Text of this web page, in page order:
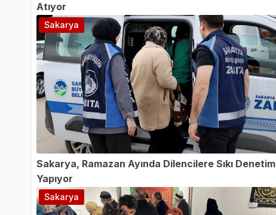
Atıyor
Sakarya, Ramazan Ayında Dilencilere Sıkı Denetim
Yapıyor
Sakarya
Sakarya